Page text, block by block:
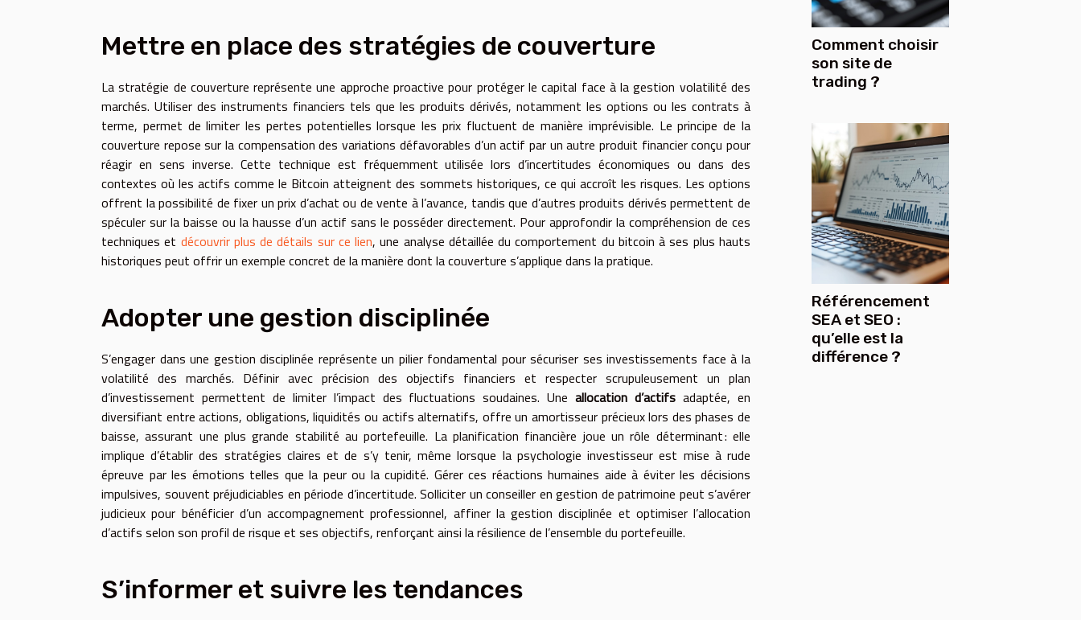
Mettre en place des stratégies de couverture
La stratégie de couverture représente une approche proactive pour protéger le capital face à la gestion volatilité des
marchés. Utiliser des instruments financiers tels que les produits dérivés, notamment les options ou les contrats à
terme, permet de limiter les pertes potentielles lorsque les prix fluctuent de manière imprévisible. Le principe de la
couverture repose sur la compensation des variations défavorables d’un actif par un autre produit financier conçu pour
réagir en sens inverse. Cette technique est fréquemment utilisée lors d’incertitudes économiques ou dans des
contextes où les actifs comme le Bitcoin atteignent des sommets historiques, ce qui accroît les risques. Les options
offrent la possibilité de fixer un prix d’achat ou de vente à l’avance, tandis que d’autres produits dérivés permettent de
spéculer sur la baisse ou la hausse d’un actif sans le posséder directement. Pour approfondir la compréhension de ces
techniques et découvrir plus de détails sur ce lien, une analyse détaillée du comportement du bitcoin à ses plus hauts
historiques peut offrir un exemple concret de la manière dont la couverture s’applique dans la pratique.
Adopter une gestion disciplinée
S’engager dans une gestion disciplinée représente un pilier fondamental pour sécuriser ses investissements face à la
volatilité des marchés. Définir avec précision des objectifs financiers et respecter scrupuleusement un plan
d’investissement permettent de limiter l’impact des fluctuations soudaines. Uneallocation d’actifs adaptée, en
diversifiant entre actions, obligations, liquidités ou actifs alternatifs, offre un amortisseur précieux lors des phases de
baisse, assurant une plus grande stabilité au portefeuille. La planification financière joue un rôle déterminant : elle
implique d’établir des stratégies claires et de s’y tenir, même lorsque la psychologie investisseur est mise à rude
épreuve par les émotions telles que la peur ou la cupidité. Gérer ces réactions humaines aide à éviter les décisions
impulsives, souvent préjudiciables en période d’incertitude. Solliciter un conseiller en gestion de patrimoine peut s’avérer
judicieux pour bénéficier d’un accompagnement professionnel, affiner la gestion disciplinée et optimiser l’allocation
d’actifs selon son profil de risque et ses objectifs, renforçant ainsi la résilience de l’ensemble du portefeuille.
S’informer et suivre les tendances
Comment choisir
son site de
trading ?
Référencement
SEA et SEO :
qu’elle est la
différence ?